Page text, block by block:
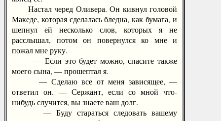
Настал черед Оливера. Он кивнул головой
Македе, которая сделалась бледна, как бумага, и
шепнул ей несколько слов, которых я не
расслышал, потом он повернулся ко мне и
пожал мне руку.
— Если это будет можно, спасите также
моего сына, — прошептал я.
— Сделаю все от меня зависящее, —
ответил он. — Сержант, если со мной что-
нибудь случится, вы знаете ваш долг.
— Буду стараться следовать вашему